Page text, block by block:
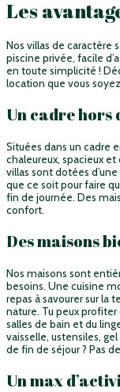
Les
Nos villas de caractère
piscine privée, facile
en toute simplicité !
location que vous soyez
Un cadre hors
Situées dans un cadre
chaleureux, spacieux
villas sont dotées
que ce soit pour faire
fin de journée. Des
confort.
Des maisons
Nos maisons sont
besoins. Une cuisine
repas à savourer sur la
nature. Tu peux profiter
salles de bain et du
vaisselle, ustensiles,
de fin de séjour ? Pas
Un max